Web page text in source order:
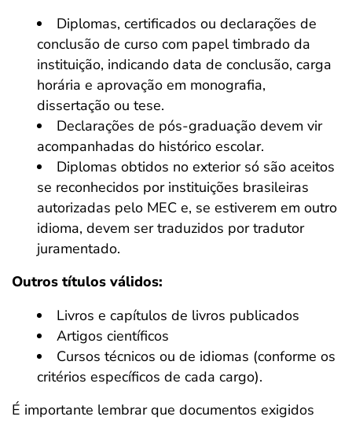
Diplomas, certificados ou declarações de
conclusão de curso com papel timbrado da
instituição, indicando data de conclusão, carga
horária e aprovação em monografia,
dissertação ou tese.
Declarações de pós-graduação devem vir
acompanhadas do histórico escolar.
Diplomas obtidos no exterior só são aceitos
se reconhecidos por instituições brasileiras
autorizadas pelo MEC e, se estiverem em outro
idioma, devem ser traduzidos por tradutor
juramentado.
Outros títulos válidos:
Livros e capítulos de livros publicados
Artigos científicos
Cursos técnicos ou de idiomas (conforme os
critérios específicos de cada cargo).
É importante lembrar que documentos exigidos